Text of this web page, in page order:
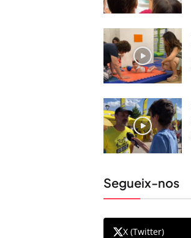
Segueix-nos
X (Twitter)